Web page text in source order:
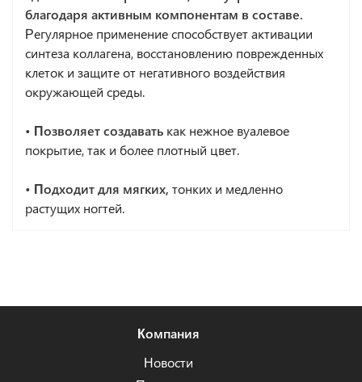
благодаря активным компонентам в составе.
Регулярное применение способствует активации
синтеза коллагена, восстановлению поврежденных
клеток и защите от негативного воздействия
окружающей среды.
• Позволяет создавать как нежное вуалевое
покрытие, так и более плотный цвет.
• Подходит для мягких, тонких и медленно
растущих ногтей.
Компания
Новости